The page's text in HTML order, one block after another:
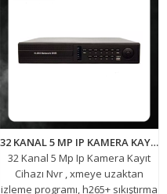
32 KANAL 5 MP IP KAMERA KAYIT CİHAZI NVR ARNA-4135
32 Kanal 5 Mp Ip Kamera Kayıt
Cihazı Nvr , xmeye uzaktan
izleme programı, h265+ sıkıştırma